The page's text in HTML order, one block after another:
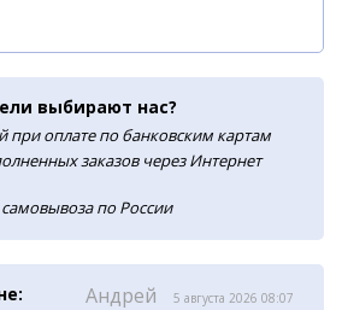
выбирают нас?
при оплате по банковским картам
заказов через Интернет
по России
Андрей 5 августа 2026 08:07